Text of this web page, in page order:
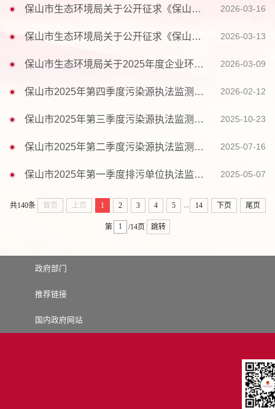
保山市生态环境局关于公开征求《保山市2026年环境监管重点单位名录》意见建议的公告 2026-03-16
保山市生态环境局关于公开征求《保山市2026年度企业环境信息依法披露名单》意见建议的公告 2026-03-13
保山市生态环境局关于2025年度企业环境信息依法披露名单变更的公告 2026-03-09
保山市2025年第四季度污染源执法监测信息汇总表 2026-02-12
保山市2025年第三季度污染源执法监测信息汇总表 2025-10-23
保山市2025年第二季度污染源执法监测信息汇总表 2025-07-16
保山市2025年第一季度排污单位执法监测开展情况 2025-05-07
共140条 首页 上页 1 2 3 4 5 14 下页 尾页
第 /14页 跳转